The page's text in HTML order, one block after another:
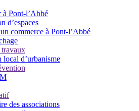
à Pont-l’Abbé
d’espaces
commerce à Pont-l’Abbé
local d’urbanisme
des associations